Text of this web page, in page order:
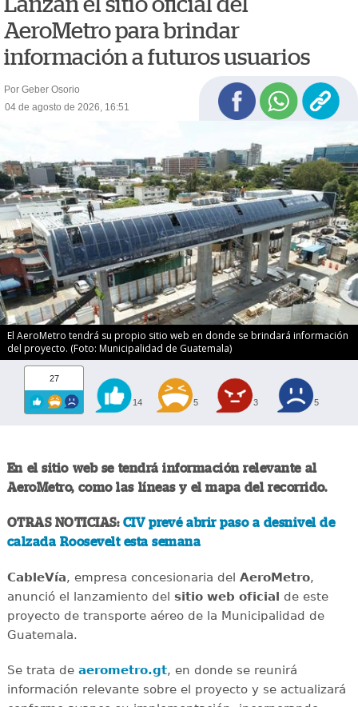
AeroMetro para brindar
información a futuros usuarios
Por Geber Osorio
04 de agosto de 2026, 16:51
El AeroMetro tendrá su propio sitio web en donde se brindará información
del proyecto. (Foto: Municipalidad de Guatemala)
27
14 5 3 5
En el sitio web se tendrá información relevante al
AeroMetro, como las líneas y el mapa del recorrido.
OTRAS NOTICIAS: CIV prevé abrir paso a desnivel de
calzada Roosevelt esta semana
CableVía, empresa concesionaria del AeroMetro,
anunció el lanzamiento del sitio web oficial de este
proyecto de transporte aéreo de la Municipalidad de
Guatemala.
Se trata de aerometro.gt, en donde se reunirá
información relevante sobre el proyecto y se actualizará